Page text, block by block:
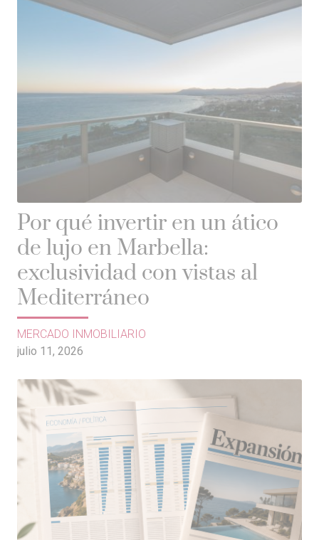
Por qué invertir en un ático
de lujo en Marbella:
exclusividad con vistas al
Mediterráneo
julio 11, 2026
MERCADO INMOBILIARIO